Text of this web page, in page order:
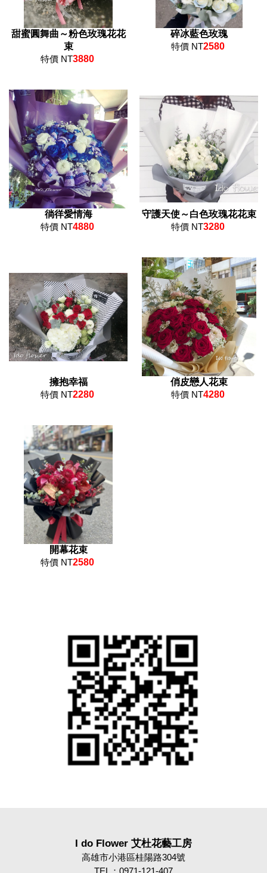
甜蜜圓舞曲～粉色玫瑰花花
束
特價 NT3880
碎冰藍色玫瑰
特價 NT2580
徜徉愛情海
特價 NT4880
守護天使～白色玫瑰花花束
特價 NT3280
擁抱幸福
特價 NT2280
俏皮戀人花束
特價 NT4280
開幕花束
特價 NT2580
I do Flower 艾杜花藝工房
高雄市小港區桂陽路304號
TEL：0971-121-407